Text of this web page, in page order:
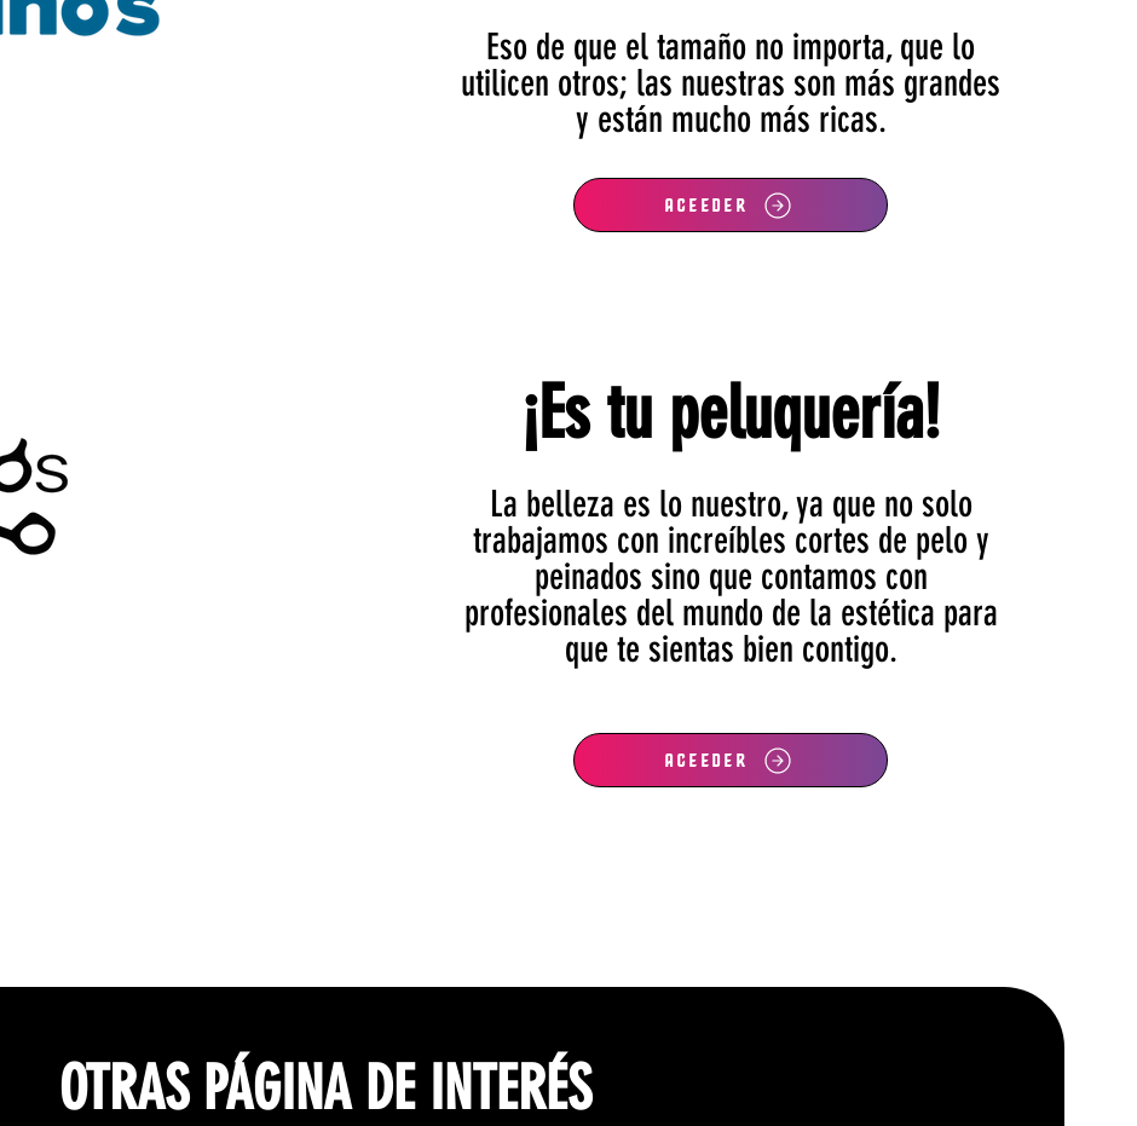
Eso de que el tamaño no importa, que lo
utilicen otros; las nuestras son más grandes
y están mucho más ricas.
ACEEDER
¡Es tu peluquería!
La belleza es lo nuestro, ya que no solo
trabajamos con increíbles cortes de pelo y
peinados sino que contamos con
profesionales del mundo de la estética para
que te sientas bien contigo.
ACEEDER
OTRAS PÁGINA DE INTERÉS